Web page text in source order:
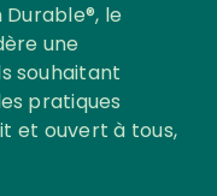
le
une
souhaitant
pratiques
et ouvert à tous,